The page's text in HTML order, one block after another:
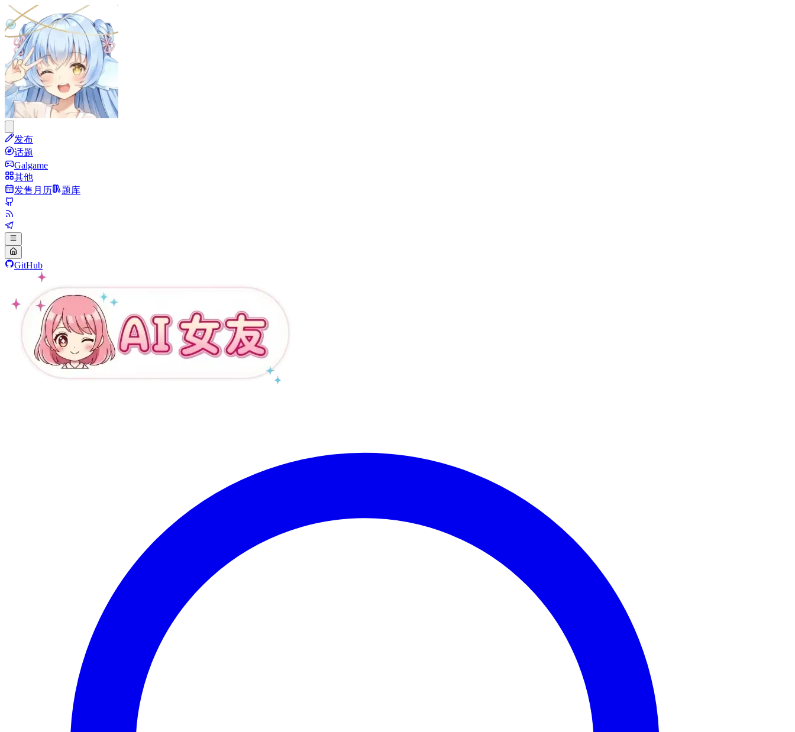
发布
话题
Galgame
其他
发售月历
题库
GitHub